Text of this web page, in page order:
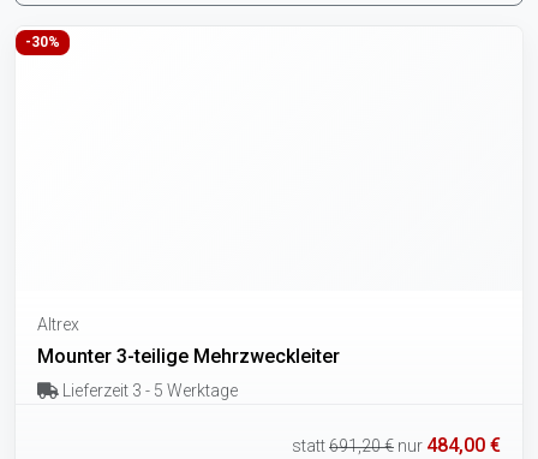
-30%
Altrex
Mounter 3-teilige Mehrzweckleiter
Lieferzeit 3 - 5 Werktage
statt691,20 € nur 484,00 €